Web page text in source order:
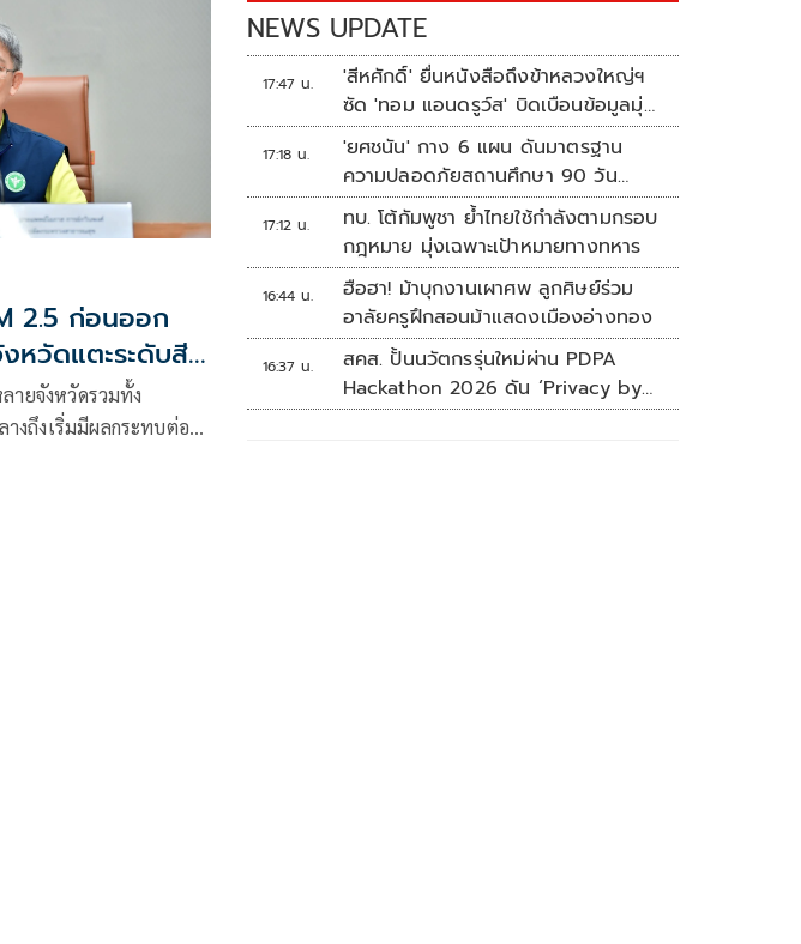
2.5 ก่อนออก
หวัดแตะระดับสี
ายจังหวัดรวมทั้ง
งถึงเริ่มมีผลกระทบต่อ
NEWS UPDATE
17:47 น.
'สีหศักดิ์' ยื่นหนังสือถึงข้าหลวงใหญ่ฯ
ซัด 'ทอม แอนดรูว์ส' บิดเบือนข้อมูลมุ่ง
แสวงหาผลประโยชน์ทางการเมือง
17:18 น.
'ยศชนัน' กาง 6 แผน ดันมาตรฐาน
ความปลอดภัยสถานศึกษา 90 วัน
ป้องกันก่อเหตุรุนแรง
17:12 น.
ทบ. โต้กัมพูชา ย้ำไทยใช้กำลังตามกรอบ
กฎหมาย มุ่งเฉพาะเป้าหมายทางทหาร
16:44 น.
ฮือฮา! ม้าบุกงานเผาศพ ลูกศิษย์ร่วม
อาลัยครูฝึกสอนม้าแสดงเมืองอ่างทอง
16:37 น.
สคส. ปั้นนวัตกรรุ่นใหม่ผ่าน PDPA
Hackathon 2026 ดัน ‘Privacy by
Design for all’ สู่โซลูชันคุ้มครอง